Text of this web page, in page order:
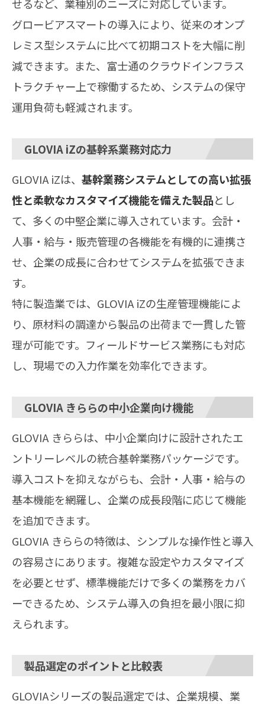
せるなど、業種別のニーズに対応しています。
グロービアスマートの導入により、従来のオンプ
レミス型システムに比べて初期コストを大幅に削
減できます。また、富士通のクラウドインフラス
トラクチャー上で稼働するため、システムの保守
運用負荷も軽減されます。
GLOVIA iZの基幹系業務対応力
GLOVIA iZは、 基幹業務システムとしての高い拡張
性と柔軟なカスタマイズ機能を備えた製品とし
て、多くの中堅企業に導入されています。会計・
人事・給与・販売管理の各機能を有機的に連携さ
せ、企業の成長に合わせてシステムを拡張できま
す。
特に製造業では、GLOVIA iZの生産管理機能によ
り、原材料の調達から製品の出荷まで一貫した管
理が可能です。フィールドサービス業務にも対応
し、現場での入力作業を効率化できます。
GLOVIA きららの中小企業向け機能
GLOVIA きららは、中小企業向けに設計されたエ
ントリーレベルの統合基幹業務パッケージです。
導入コストを抑えながらも、会計・人事・給与の
基本機能を網羅し、企業の成長段階に応じて機能
を追加できます。
GLOVIA きららの特徴は、シンプルな操作性と導入
の容易さにあります。複雑な設定やカスタマイズ
を必要とせず、標準機能だけで多くの業務をカバ
ーできるため、システム導入の負担を最小限に抑
えられます。
製品選定のポイントと比較表
GLOVIAシリーズの製品選定では、企業規模、業